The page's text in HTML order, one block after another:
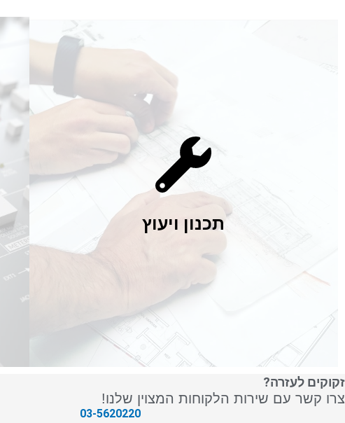
תכנון ויעוץ
D-AND-D מתמחה ביבוא שיווק תכנון והתקנת מערכות אודיו
D-AND-D מספקת תכנון In House וביצוע בעזרת טכנולוגיות
מתקדמות. חברתנו קשובה לשילוב בין עיצוב, ארכיטקטורה, איכות
וחדשנות בשילוב המערכות והפרויקט.
לחברה מחלקת תכנון פרויקטים ומכרזים שבה אנו מנפיקים תכנון
פרויקט, תוכניות Autocad הנפקה למכרזים ולוי פרויקט, עבור
פרויקטים מסחריים/מקצועיים ופרטיים. אודיו, ווידאו, תאורה,
דיגיטאלי מערכות כריזת חירום ועוד.
זקוקים לעזרה?
צרו קשר עם שירות הלקוחות המצוין שלנו!
03-5620220